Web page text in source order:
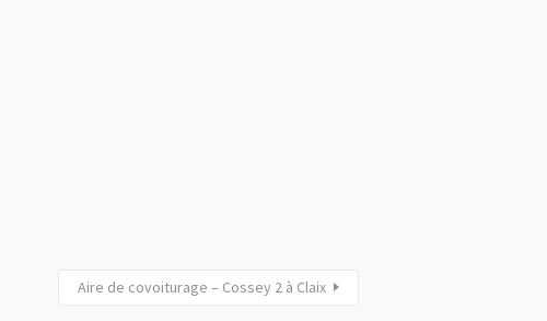
Aire de covoiturage – Cossey 2 à Claix